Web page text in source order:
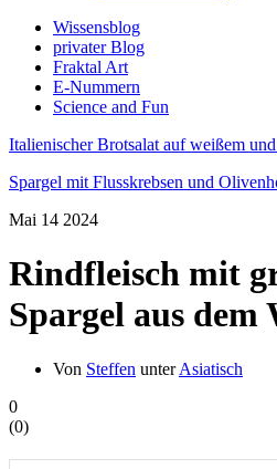
Wissensblog
privater Blog
Fraktal Art
E-Nummern
Science and Fun
Italienischer Brotsalat auf weißem
Spargel mit Flusskrebsen und
Mai 14 2024
Rindfleisch mit
Spargel aus dem
Von Steffen unterAsiatisch
0
(0)